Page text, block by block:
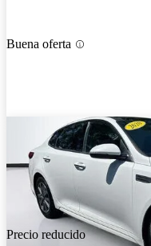
Buena oferta
Precio reducido